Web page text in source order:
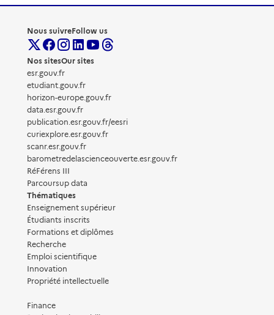
Nous suivreFollow us
Nos sitesOur sites
esr.gouv.fr
etudiant.gouv.fr
horizon-europe.gouv.fr
data.esr.gouv.fr
publication.esr.gouv.fr/eesri
curiexplore.esr.gouv.fr
scanr.esr.gouv.fr
barometredelascienceouverte.esr.gouv.fr
RéFérens III
Parcoursup data
Thématiques
Enseignement supérieur
Étudiants inscrits
Formations et diplômes
Recherche
Emploi scientifique
Innovation
Propriété intellectuelle
Finance